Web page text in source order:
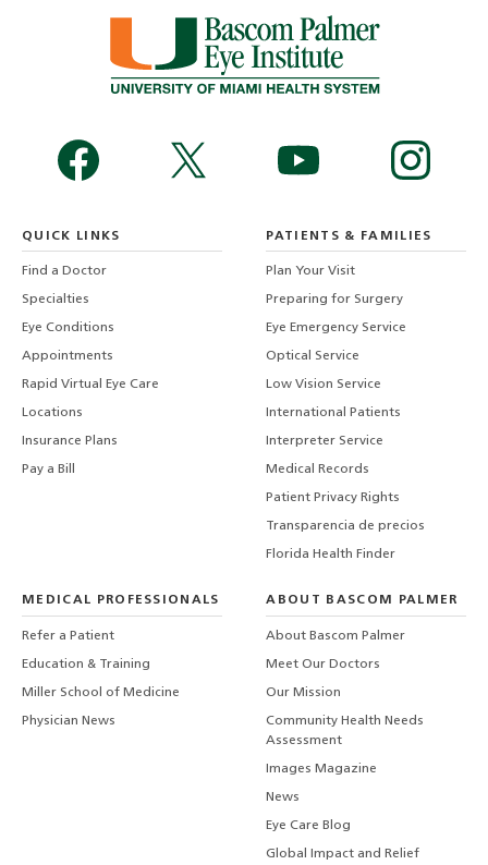
QUICK LINKS
Find a Doctor
Specialties
Eye Conditions
Appointments
Rapid Virtual Eye Care
Locations
Insurance Plans
Pay a Bill
PATIENTS & FAMILIES
Plan Your Visit
Preparing for Surgery
Eye Emergency Service
Optical Service
Low Vision Service
International Patients
Interpreter Service
Medical Records
Patient Privacy Rights
Transparencia de precios
Florida Health Finder
MEDICAL PROFESSIONALS
Refer a Patient
Education & Training
Miller School of Medicine
Physician News
ABOUT BASCOM PALMER
About Bascom Palmer
Meet Our Doctors
Our Mission
Community Health Needs
Assessment
Images Magazine
News
Eye Care Blog
Global Impact and Relief